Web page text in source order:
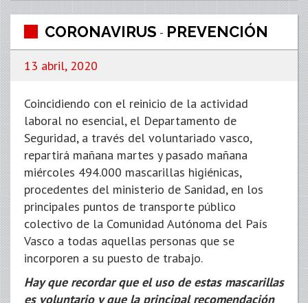
CORONAVIRUS - PREVENCIÓN
13 abril, 2020
Coincidiendo con el reinicio de la actividad
laboral no esencial, el Departamento de
Seguridad, a través del voluntariado vasco,
repartirá mañana martes y pasado mañana
miércoles 494.000 mascarillas higiénicas,
procedentes del ministerio de Sanidad, en los
principales puntos de transporte público
colectivo de la Comunidad Autónoma del País
Vasco a todas aquellas personas que se
incorporen a su puesto de trabajo.
Hay que recordar que el uso de estas mascarillas
es voluntario y que la principal recomendación